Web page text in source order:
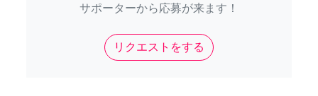
サポーターから応募が来ます！
リクエストをする